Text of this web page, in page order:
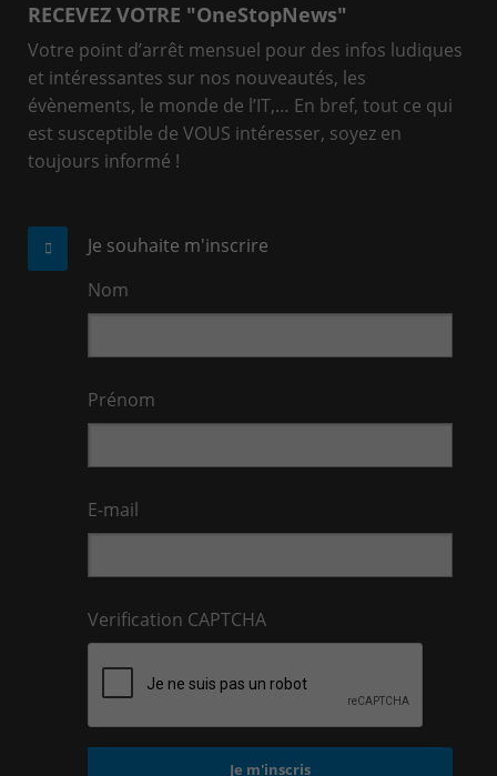
RECEVEZ VOTRE "OneStopNews"
Votre point d’arrêt mensuel pour des infos ludiques
et intéressantes sur nos nouveautés, les
évènements, le monde de l’IT,… En bref, tout ce qui
est susceptible de VOUS intéresser, soyez en
toujours informé !
Je souhaite m'inscrire
Nom
Prénom
E-mail
Verification CAPTCHA